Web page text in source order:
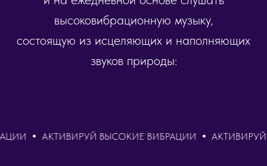
высоковибрационную музыку,
состоящую из исцеляющих и наполняющих
звуков природы:
АКТИВИРУЙ ВЫСОКИЕ ВИБРАЦИИ АКТИВИРУЙ